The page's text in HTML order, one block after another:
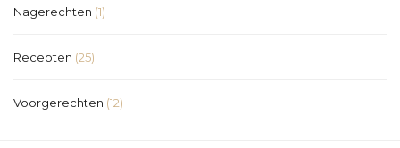
Nagerechten (1)
Recepten (25)
Voorgerechten (12)